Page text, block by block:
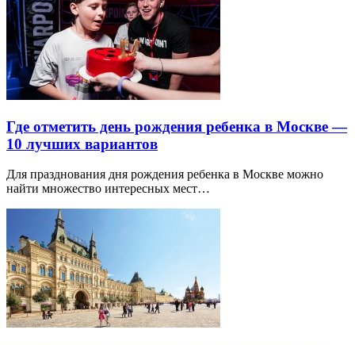
Где отметить день рождения ребенка в Москве —
10 лучших вариантов
Для празднования дня рождения ребенка в Москве можно
найти множество интересных мест…